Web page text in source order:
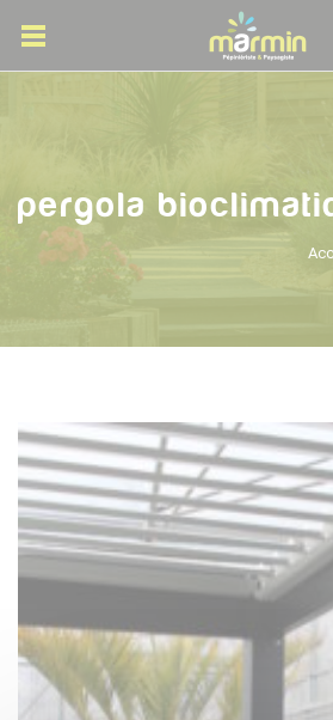
pergola